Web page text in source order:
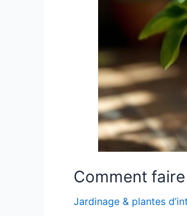
Comment
Jardinage & plantes